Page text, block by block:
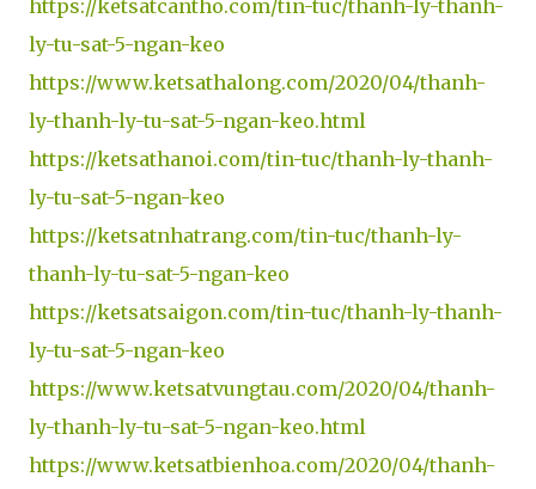
https://ketsatcantho.com/tin-tuc/thanh-ly-thanh-
ly-tu-sat-5-ngan-keo
https://www.ketsathalong.com/2020/04/thanh-
ly-thanh-ly-tu-sat-5-ngan-keo.html
https://ketsathanoi.com/tin-tuc/thanh-ly-thanh-
ly-tu-sat-5-ngan-keo
https://ketsatnhatrang.com/tin-tuc/thanh-ly-
thanh-ly-tu-sat-5-ngan-keo
https://ketsatsaigon.com/tin-tuc/thanh-ly-thanh-
ly-tu-sat-5-ngan-keo
https://www.ketsatvungtau.com/2020/04/thanh-
ly-thanh-ly-tu-sat-5-ngan-keo.html
https://www.ketsatbienhoa.com/2020/04/thanh-